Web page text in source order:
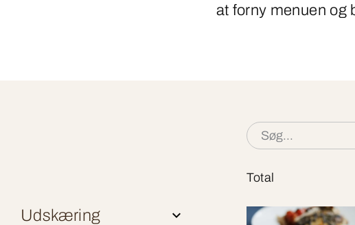
at forny menuen
Total
Udskæring